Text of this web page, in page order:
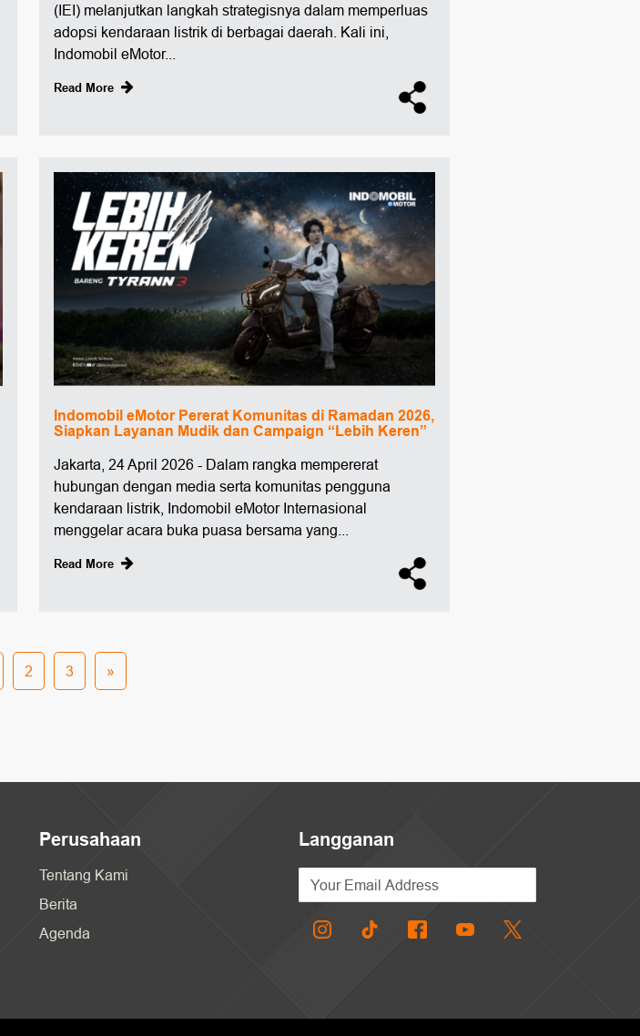
(IEI) melanjutkan langkah strategisnya dalam memperluas
adopsi kendaraan listrik di berbagai daerah. Kali ini,
Indomobil eMotor...
Read More
Indomobil eMotor Pererat Komunitas di Ramadan 2026,
Siapkan Layanan Mudik dan Campaign “Lebih Keren”
Jakarta, 24 April 2026 - Dalam rangka mempererat
hubungan dengan media serta komunitas pengguna
kendaraan listrik, Indomobil eMotor Internasional
menggelar acara buka puasa bersama yang...
Read More
2 3 »
Perusahaan
Tentang Kami
Berita
Agenda
Langganan